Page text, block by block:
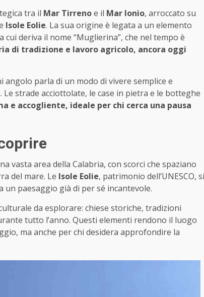
tra il Mar Tirrenoe il Mar Ionio, arroccato su
Isole Eolie. La sua origine è legata a un elemento
deriva il nome “Muglierina”, che nel tempo è
di tradizione e lavoro agricolo, ancora oggi
parla di un modo di vivere semplice e
strade acciottolate, le case in pietra e le botteghe
e accogliente, ideale per chi cerca una pausa
vasta area della Calabria, con scorci che spaziano
del mare. Le Isole Eolie, patrimonio dell’UNESCO, si
paesaggio già di per sé incantevole.
da esplorare: chiese storiche, tradizioni
tutto l’anno. Questi elementi rendono il luogo
ma anche per chi desidera approfondire la